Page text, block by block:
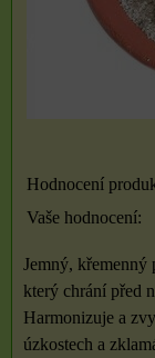
Hodnocení
Vaše hodnocení:
Jemný, křemenný
který chrání před
Harmonizuje a
úzkostech a